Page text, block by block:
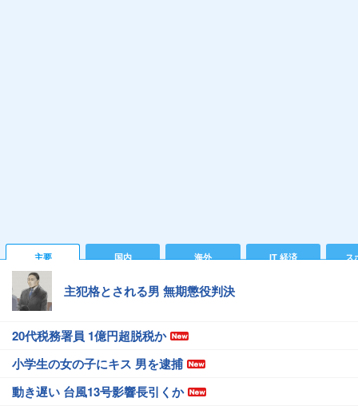
主要 国内 海外 IT 経済 ス
主犯格とされる男 無期懲役判決
20代税務署員 1億円超脱税か
小学生の女の子にキス 男を逮捕
動き遅い 台風13号影響長引くか